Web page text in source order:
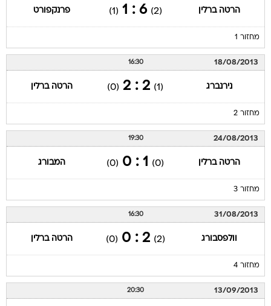
הרטה ברלין (2)
6 : 1
(1) פרנקפורט
מחזור 1
18/08/2013
16:30
נירנברג (1)
2 : 2
(0) הרטה ברלין
מחזור 2
24/08/2013
19:30
הרטה ברלין (0)
1 : 0
(0) המבורג
מחזור 3
31/08/2013
16:30
וולפסבורג (2)
2 : 0
(0) הרטה ברלין
מחזור 4
13/09/2013
20:30